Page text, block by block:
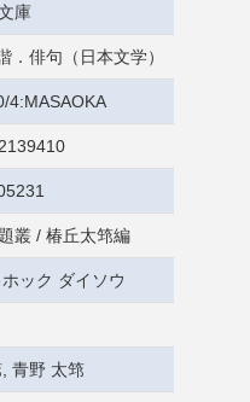
庫
．俳句（日本文学）
4:MASAOKA
叢 / 椿丘太筇編
ック ダイソウ
青野 太筇